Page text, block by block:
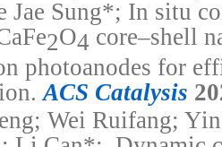
Jae Sung*; In situ
2O4 core–shell
photoanodes for
ACS Catalysis
Wei Ruifang;